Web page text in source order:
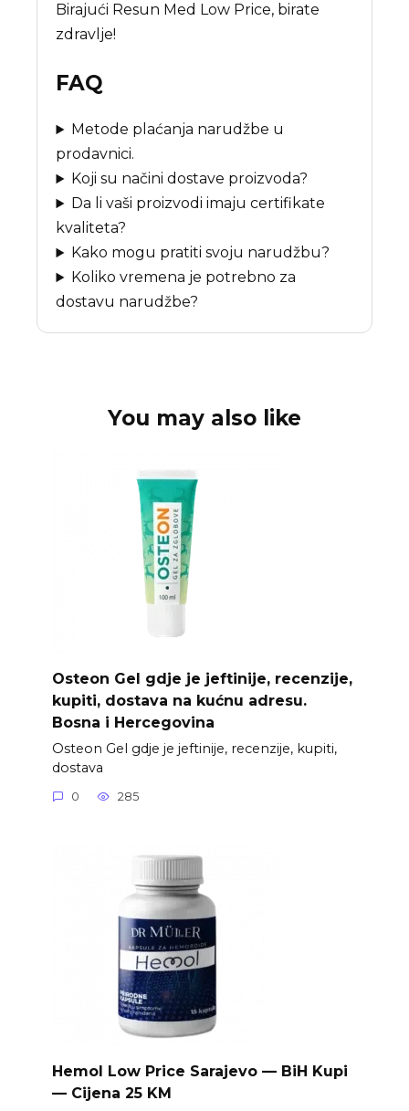
Birajući Resun Med Low Price, birate
zdravlje!
FAQ
Metode plaćanja narudžbe u
prodavnici.
Koji su načini dostave proizvoda?
Da li vaši proizvodi imaju certifikate
kvaliteta?
Kako mogu pratiti svoju narudžbu?
Koliko vremena je potrebno za
dostavu narudžbe?
You may also like
Osteon Gel gdje je jeftinije, recenzije,
kupiti, dostava na kućnu adresu.
Bosna i Hercegovina
Osteon Gel gdje je jeftinije, recenzije, kupiti,
dostava
0 285
Hemol Low Price Sarajevo — BiH Kupi
— Cijena 25 KM